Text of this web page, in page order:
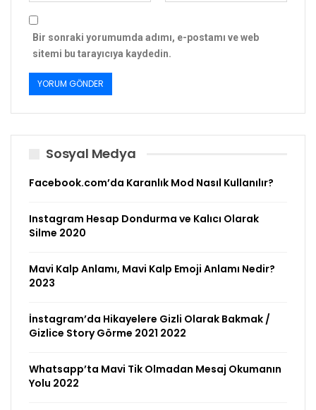
Bir sonraki yorumumda adımı, e-postamı ve web
sitemi bu tarayıcıya kaydedin.
Sosyal Medya
Facebook.com’da Karanlık Mod Nasıl Kullanılır?
Instagram Hesap Dondurma ve Kalıcı Olarak
Silme 2020
Mavi Kalp Anlamı, Mavi Kalp Emoji Anlamı Nedir?
2023
İnstagram’da Hikayelere Gizli Olarak Bakmak /
Gizlice Story Görme 2021 2022
Whatsapp’ta Mavi Tik Olmadan Mesaj Okumanın
Yolu 2022